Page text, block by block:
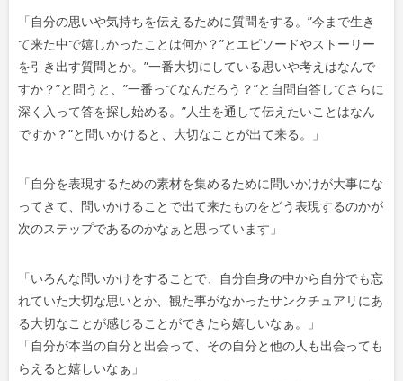
「自分の思いや気持ちを伝えるために質問をする。”今まで生き
て来た中で嬉しかったことは何か？”とエピソードやストーリー
を引き出す質問とか。”一番大切にしている思いや考えはなんで
すか？”と問うと、”一番ってなんだろう？”と自問自答してさらに
深く入って答を探し始める。”人生を通して伝えたいことはなん
ですか？”と問いかけると、大切なことが出て来る。」
「自分を表現するための素材を集めるために問いかけが大事にな
ってきて、問いかけることで出て来たものをどう表現するのかが
次のステップであるのかなぁと思っています」
「いろんな問いかけをすることで、自分自身の中から自分でも忘
れていた大切な思いとか、観た事がなかったサンクチュアリにあ
る大切なことが感じることができたら嬉しいなぁ。」
「自分が本当の自分と出会って、その自分と他の人も出会っても
らえると嬉しいなぁ」